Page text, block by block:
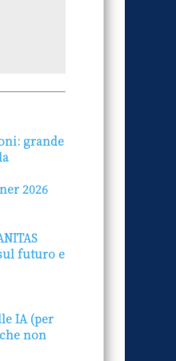
grande
2026
futuro e
IA (per
non